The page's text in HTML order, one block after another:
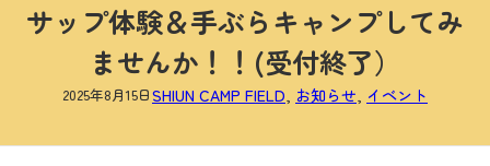
サップ体験＆手ぶらキャンプしてみ
ませんか！！(受付終了）
2025年8月15日SHIUN CAMP FIELD, お知らせ, イベント